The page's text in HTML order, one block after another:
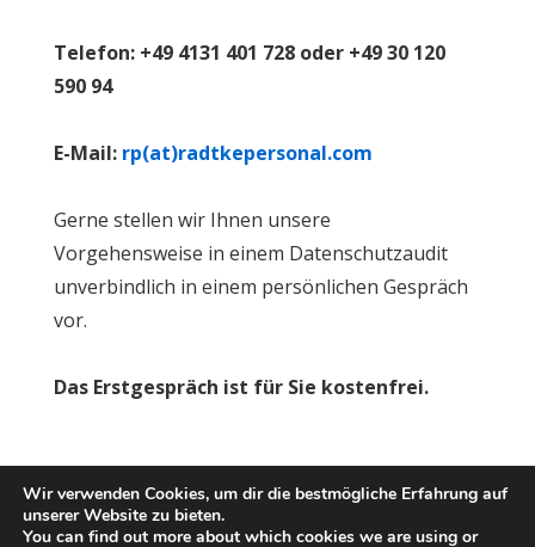
Telefon: +49 4131 401 728 oder +49 30 120
590 94
E-Mail: rp(at)radtkepersonal.com
Gerne stellen wir Ihnen unsere
Vorgehensweise in einem Datenschutzaudit
unverbindlich in einem persönlichen Gespräch
vor.
Das Erstgespräch ist für Sie kostenfrei.
Impressum
Impressum
Datenschutzerklärung
Datenschutz
Wir verwenden Cookies, um dir die bestmögliche Erfahrung auf
unserer Website zu bieten.
You can find out more about which cookies we are using or